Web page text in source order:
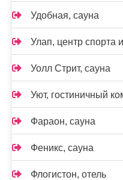
Удобная, сауна
Улап, центр спорта
Уолл Стрит, сауна
Уют, гостиничный
Фараон, сауна
Феникс, сауна
Флогистон, отель